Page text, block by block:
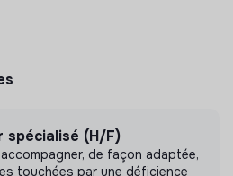
CIThéA n'a pas encore
spécialisé (H/F)
de façon adaptée,
touchées par une déficience